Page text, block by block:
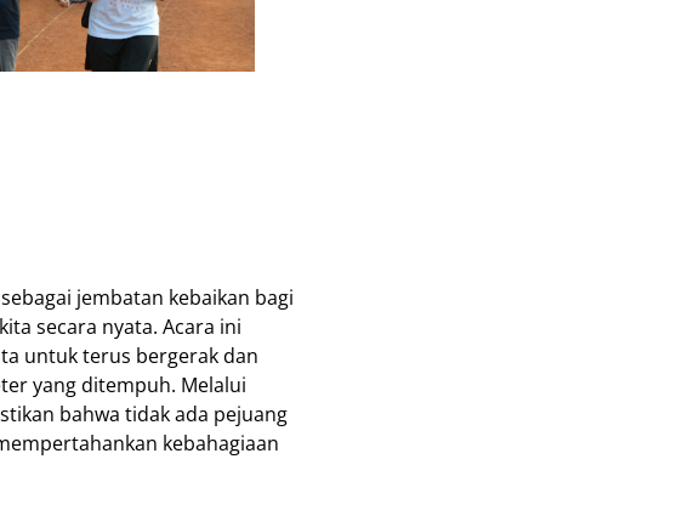
jembatan kebaikan bagi
secara nyata. Acara ini
untuk terus bergerak dan
yang ditempuh. Melalui
bahwa tidak ada pejuang
kebahagiaan